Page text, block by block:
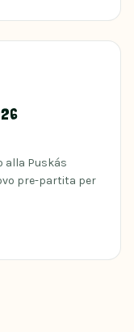
alla Puskás
pre-partita per